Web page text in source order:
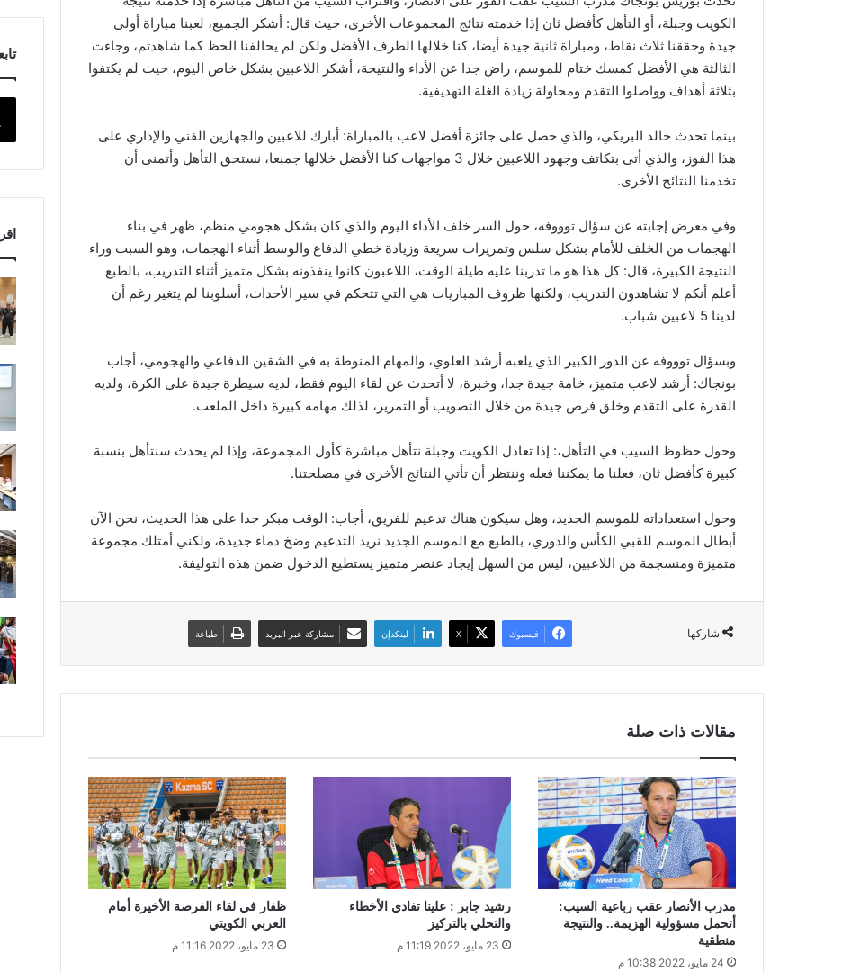
الكويت وجبلة، أو التأهل كأفضل ثان إذا خدمته نتائج المجموعات الأخرى، حيث قال: أشكر الجميع، لعبنا مباراة أولى
جيدة وحققنا ثلاث نقاط، ومباراة ثانية جيدة أيضا، كنا خلالها الطرف الأفضل ولكن لم يحالفنا الحظ كما شاهدتم، وجاءت
الثالثة هي الأفضل كمسك ختام للموسم، راض جدا عن الأداء والنتيجة، أشكر اللاعبين بشكل خاص اليوم، حيث لم يكتفوا
بثلاثة أهداف وواصلوا التقدم ومحاولة زيادة الغلة التهديفية.
بينما تحدث خالد البريكي، والذي حصل على جائزة أفضل لاعب بالمباراة: أبارك للاعبين والجهازين الفني والإداري على
هذا الفوز، والذي أتى بتكاتف وجهود اللاعبين خلال 3 مواجهات كنا الأفضل خلالها جمبعا، نستحق التأهل وأتمنى أن
تخدمنا النتائج الأخرى.
وفي معرض إجابته عن سؤال توووفه، حول السر خلف الأداء اليوم والذي كان بشكل هجومي منظم، ظهر في بناء
الهجمات من الخلف للأمام بشكل سلس وتمريرات سريعة وزيادة خطي الدفاع والوسط أثناء الهجمات، وهو السبب وراء
النتيجة الكبيرة، قال: كل هذا هو ما تدربنا عليه طيلة الوقت، اللاعبون كانوا ينفذونه بشكل متميز أثناء التدريب، بالطبع
أعلم أنكم لا تشاهدون التدريب، ولكنها ظروف المباريات هي التي تتحكم في سير الأحداث، أسلوبنا لم يتغير رغم أن
لدينا 5 لاعبين شباب.
وبسؤال توووفه عن الدور الكبير الذي يلعبه أرشد العلوي، والمهام المنوطة به في الشقين الدفاعي والهجومي، أجاب
بونجاك: أرشد لاعب متميز، خامة جيدة جدا، وخبرة، لا أتحدث عن لقاء اليوم فقط، لديه سيطرة جيدة على الكرة، ولديه
القدرة على التقدم وخلق فرص جيدة من خلال التصويب أو التمرير، لذلك مهامه كبيرة داخل الملعب.
وحول حظوظ السيب في التأهل،: إذا تعادل الكويت وجبلة نتأهل مباشرة كأول المجموعة، وإذا لم يحدث سنتأهل بنسبة
كبيرة كأفضل ثان، فعلنا ما يمكننا فعله وننتظر أن تأتي النتائج الأخرى في مصلحتنا.
وحول استعداداته للموسم الجديد، وهل سيكون هناك تدعيم للفريق، أجاب: الوقت مبكر جدا على هذا الحديث، نحن الآن
أبطال الموسم للقبي الكأس والدوري، بالطبع مع الموسم الجديد نريد التدعيم وضخ دماء جديدة، ولكني أمتلك مجموعة
متميزة ومنسجمة من اللاعبين، ليس من السهل إيجاد عنصر متميز يستطيع الدخول ضمن هذه التوليفة.
شاركها فيسبوك ‫X لينكدإن مشاركة عبر البريد طباعة
مقالات ذات صلة
مدرب الأنصار عقب رباعية السيب:
أتحمل مسؤولية الهزيمة.. والنتيجة
منطقية
24 مايو، 2022 10:38 م
رشيد جابر : علينا تفادي الأخطاء
والتحلي بالتركيز
23 مايو، 2022 11:19 م
ظفار في لقاء الفرصة الأخيرة أمام
العربي الكويتي
23 مايو، 2022 11:16 م